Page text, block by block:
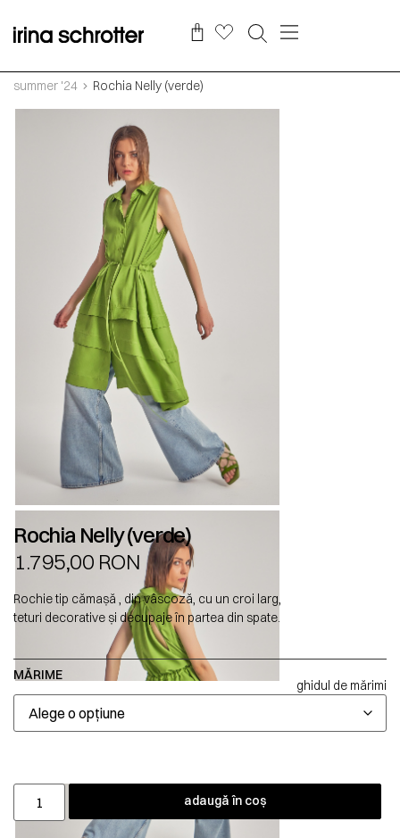
summer '24 Rochia Nelly (verde)
Rochia Nelly (verde)
1.795,00 RON
Rochie tip cămașă , din vâscoză, cu un croi larg,
teturi decorative și decupaje în partea din spate.
MĂRIME
ghidul de mărimi
adaugă în coș